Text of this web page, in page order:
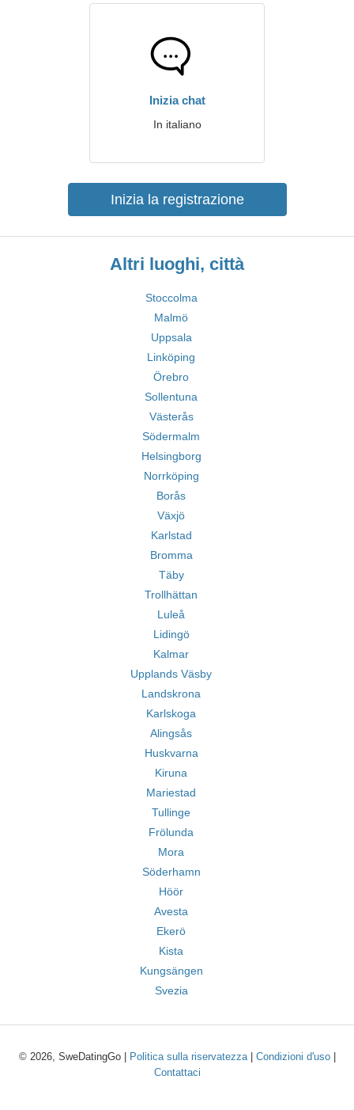
Inizia chat
In italiano
Inizia la registrazione
Altri luoghi, città
Stoccolma
Malmö
Uppsala
Linköping
Örebro
Sollentuna
Västerås
Södermalm
Helsingborg
Norrköping
Borås
Växjö
Karlstad
Bromma
Täby
Trollhättan
Luleå
Lidingö
Kalmar
Upplands Väsby
Landskrona
Karlskoga
Alingsås
Huskvarna
Kiruna
Mariestad
Tullinge
Frölunda
Mora
Söderhamn
Höör
Avesta
Ekerö
Kista
Kungsängen
Svezia
© 2026, SweDatingGo | Politica sulla riservatezza| Condizioni d'uso|
Contattaci